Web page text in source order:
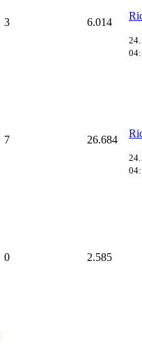
3 6.014
24.
7 26.684
24.
0 2.585